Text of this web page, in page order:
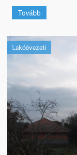
Tovább
Lakóövezeti